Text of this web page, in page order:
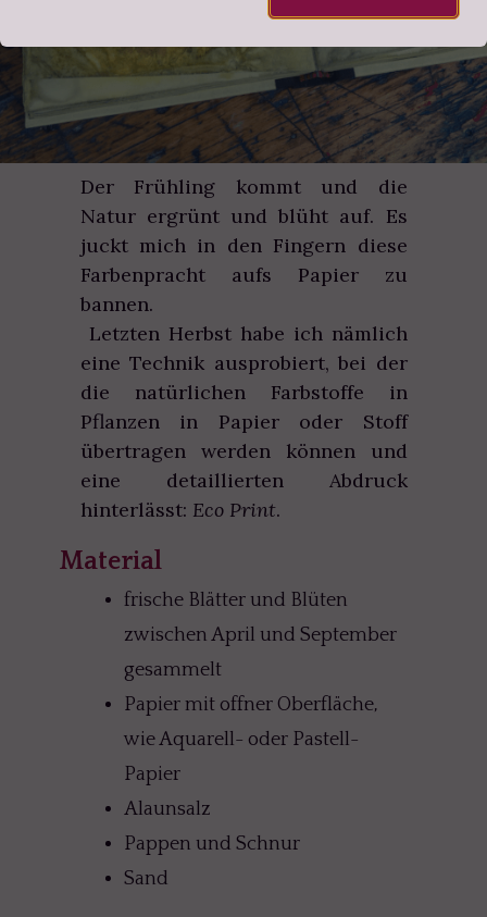
Der Frühling kommt und die
Natur ergrünt und blüht auf. Es
juckt mich in den Fingern diese
Farbenpracht aufs Papier zu
bannen.
Letzten Herbst habe ich nämlich
eine Technik ausprobiert, bei der
die natürlichen Farbstoffe in
Pflanzen in Papier oder Stoff
übertragen werden können und
eine detaillierten Abdruck
hinterlässt: Eco Print.
Material
frische Blätter und Blüten
zwischen April und September
gesammelt
Papier mit offner Oberfläche,
wie Aquarell- oder Pastell-
Papier
Alaunsalz
Pappen und Schnur
Sand